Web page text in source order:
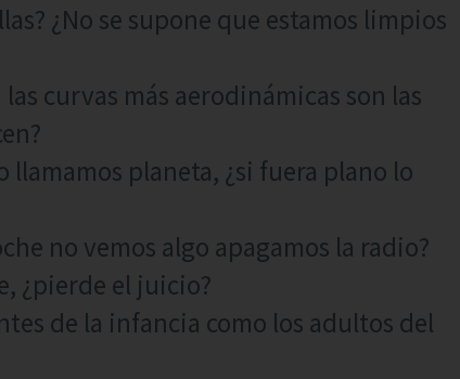
¿No se supone que estamos limpios
curvas más aerodinámicas son las
llamamos planeta, ¿si fuera plano lo
no vemos algo apagamos la radio?
¿pierde el juicio?
de la infancia como los adultos del